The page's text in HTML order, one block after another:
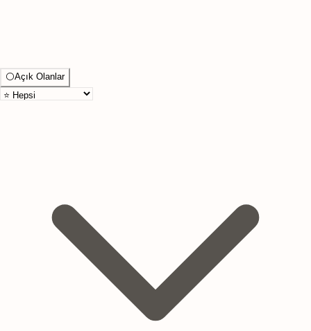
⚪Açık Olanlar